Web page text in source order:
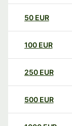
50 EUR
100 EUR
250 EUR
500 EUR